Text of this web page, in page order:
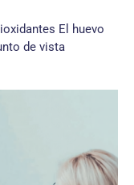
El huevo
de vista